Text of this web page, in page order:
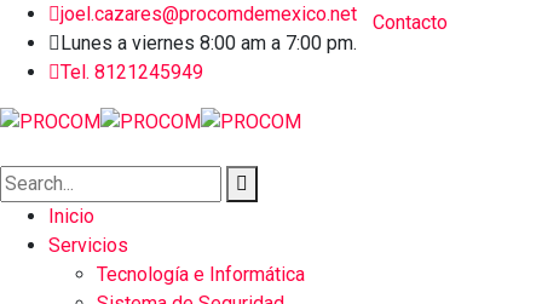
joel.cazares@procomdemexico.net
Lunes a viernes 8:00 am a 7:00 pm.
Tel. 8121245949
Contacto
Inicio
Servicios
Tecnología e Informática